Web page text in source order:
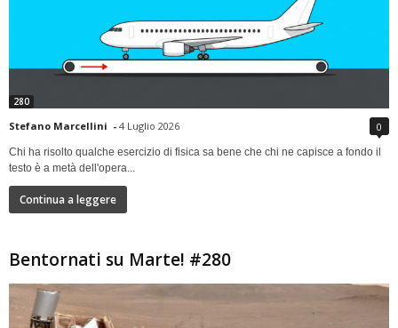
280
Stefano Marcellini - 4 Luglio 2026 0
Chi ha risolto qualche esercizio di fisica sa bene che chi ne capisce a fondo il
testo è a metà dell'opera...
Continua a leggere
Bentornati su Marte! #280